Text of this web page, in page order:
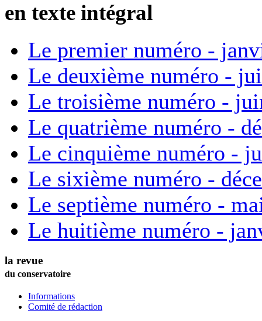
en texte intégral
Le premier numéro -
Le deuxième numéro -
Le troisième numéro -
Le quatrième numéro -
Le cinquième numéro -
Le sixième numéro -
Le septième numéro -
Le huitième numéro -
la revue
du conservatoire
Informations
Comité de rédaction